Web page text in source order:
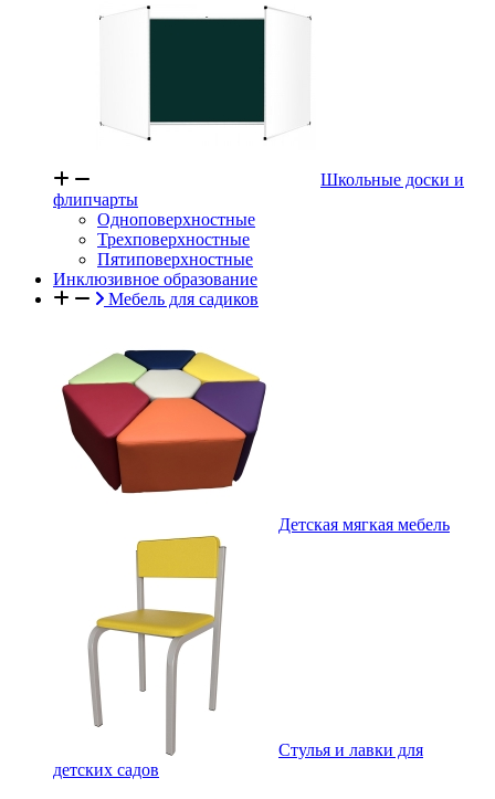
Школьные доски и
флипчарты
Одноповерхностные
Трехповерхностные
Пятиповерхностные
Инклюзивное образование
Мебель для садиков
Детская мягкая мебель
Стулья и лавки для
детских садов